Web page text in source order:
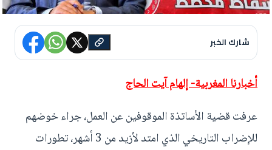
شارك الخبر
أخبارنا المغربية- إلهام آيت الحاج
عرفت قضية الأساتذة الموقوفين عن العمل، جراء خوضهم
للإضراب التاريخي الذي امتد لأزيد من 3 أشهر، تطورات